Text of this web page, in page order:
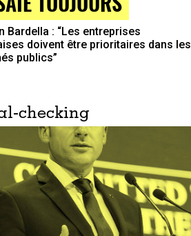
Bardella : “Les entreprises
doivent être prioritaires dans les
publics”
checking